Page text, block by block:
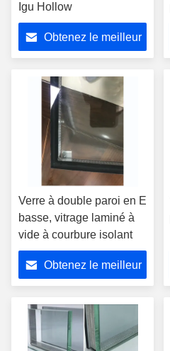
Igu Hollow
Obtenez le meilleur
Verre à double paroi en E
basse, vitrage laminé à
vide à courbure isolant
Obtenez le meilleur